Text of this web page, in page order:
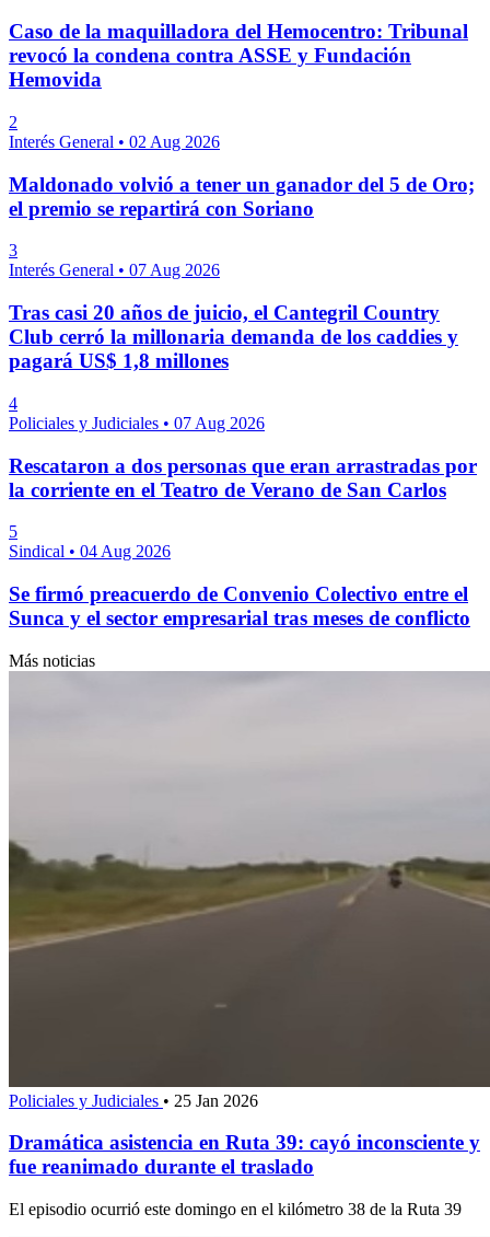
Caso de la maquilladora del Hemocentro: Tribunal
revocó la condena contra ASSE y Fundación
Hemovida
2
Interés General • 02 Aug 2026
Maldonado volvió a tener un ganador del 5 de Oro;
el premio se repartirá con Soriano
3
Interés General • 07 Aug 2026
Tras casi 20 años de juicio, el Cantegril Country
Club cerró la millonaria demanda de los caddies y
pagará US$ 1,8 millones
4
Policiales y Judiciales • 07 Aug 2026
Rescataron a dos personas que eran arrastradas por
la corriente en el Teatro de Verano de San Carlos
5
Sindical • 04 Aug 2026
Se firmó preacuerdo de Convenio Colectivo entre el
Sunca y el sector empresarial tras meses de conflicto
Más noticias
Policiales y Judiciales • 25 Jan 2026
Dramática asistencia en Ruta 39: cayó inconsciente y
fue reanimado durante el traslado
El episodio ocurrió este domingo en el kilómetro 38 de la Ruta 39